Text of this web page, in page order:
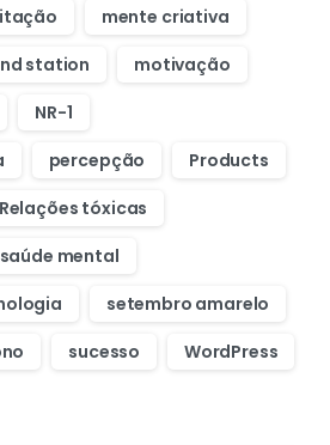
mente criativa
station
motivação
NR-1
percepção
Products
Relações tóxicas
saúde mental
setembro amarelo
sucesso WordPress